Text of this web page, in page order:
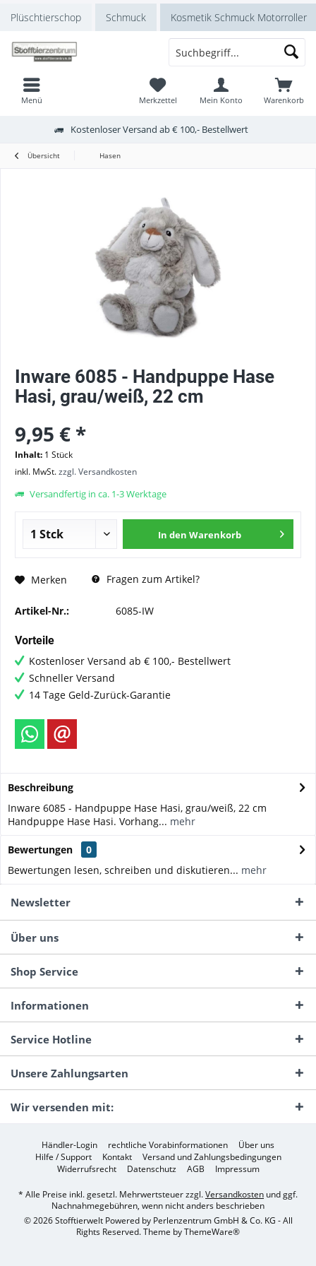
Plüschtierschop Schmuck Kosmetik Schmuck Motorroller
Menü Warenkorb
Merkzettel Mein Konto
Kostenloser Versand ab € 100,- Bestellwert
Übersicht Hasen
Inware 6085 - Handpuppe Hase
Hasi, grau/weiß, 22 cm
9,95 € *
Inhalt: 1 Stück
inkl. MwSt.zzgl. Versandkosten
Versandfertig in ca. 1-3 Werktage
In den Warenkorb
Merken Fragen zum Artikel?
Artikel-Nr.: 6085-IW
Vorteile
Kostenloser Versand ab € 100,- Bestellwert
Schneller Versand
14 Tage Geld-Zurück-Garantie
Beschreibung
Inware 6085 - Handpuppe Hase Hasi, grau/weiß, 22 cm
Handpuppe Hase Hasi. Vorhang... mehr
Bewertungen
0
Bewertungen lesen, schreiben und diskutieren... mehr
Newsletter
Über uns
Shop Service
Informationen
Service Hotline
Unsere Zahlungsarten
Wir versenden mit:
Händler-Login rechtliche Vorabinformationen
Über uns
Hilfe / Support
Kontakt
Versand und Zahlungsbedingungen
Widerrufsrecht
Datenschutz AGB Impressum
* Alle Preise inkl. gesetzl. Mehrwertsteuer zzgl.Versandkosten und ggf.
Nachnahmegebühren, wenn nicht anders beschrieben
© 2026 Stofftierwelt Powered by Perlenzentrum GmbH & Co. KG - All
Rights Reserved. Theme byThemeWare®